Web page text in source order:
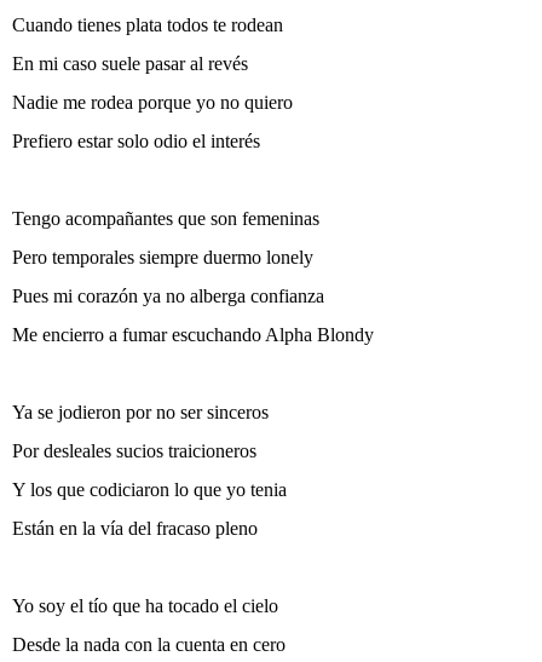
Cuando tienes plata todos te rodean
En mi caso suele pasar al revés
Nadie me rodea porque yo no quiero
Prefiero estar solo odio el interés
Tengo acompañantes que son femeninas
Pero temporales siempre duermo lonely
Pues mi corazón ya no alberga confianza
Me encierro a fumar escuchando Alpha Blondy
Ya se jodieron por no ser sinceros
Por desleales sucios traicioneros
Y los que codiciaron lo que yo tenia
Están en la vía del fracaso pleno
Yo soy el tío que ha tocado el cielo
Desde la nada con la cuenta en cero